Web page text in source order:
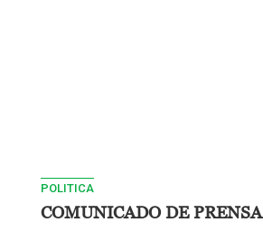
POLITICA
COMUNICADO DE PRENSA